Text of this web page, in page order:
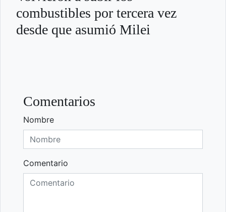
combustibles por tercera vez
desde que asumió Milei
Comentarios
Nombre
Comentario